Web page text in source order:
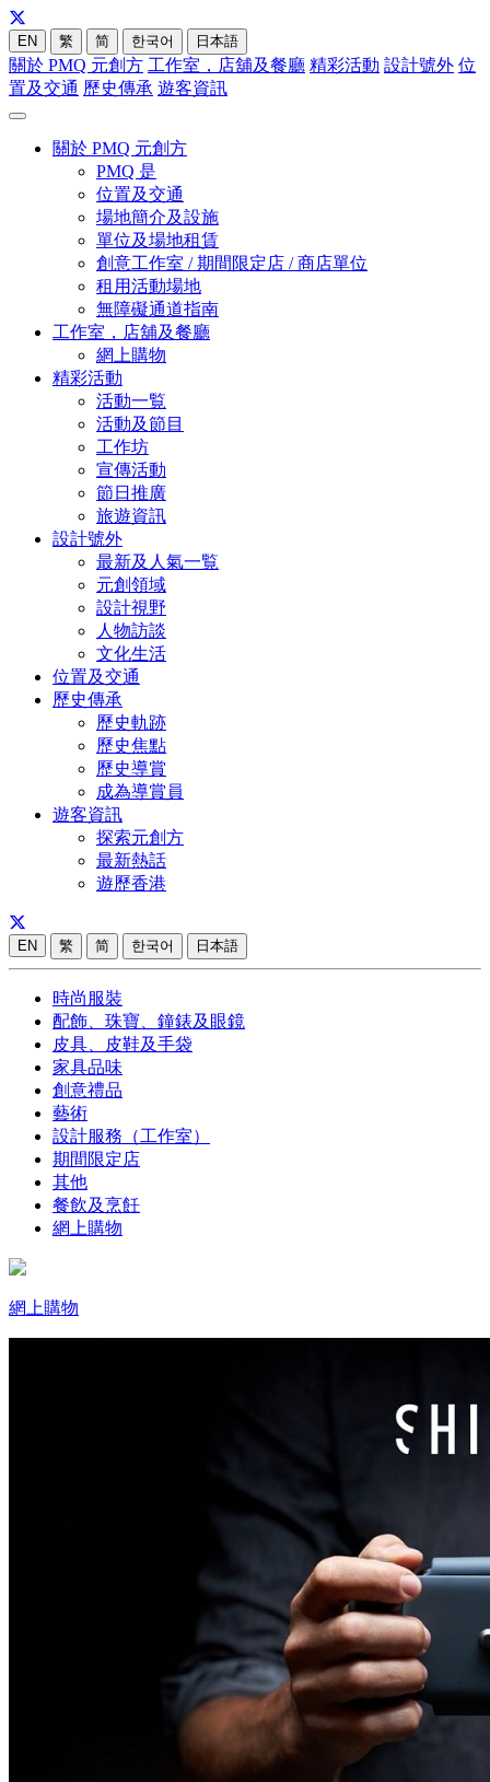
EN 繁 简 한국어 日本語
關於 PMQ 元創方 工作室，店舖及餐廳 精彩活動 設計號外 位
置及交通 歷史傳承 遊客資訊
關於 PMQ 元創方
PMQ 是
位置及交通
場地簡介及設施
單位及場地租賃
創意工作室 / 期間限定店 / 商店單位
租用活動場地
無障礙通道指南
工作室，店舖及餐廳
網上購物
精彩活動
活動一覧
活動及節目
工作坊
宣傳活動
節日推廣
旅遊資訊
設計號外
最新及人氣一覧
元創領域
設計視野
人物訪談
文化生活
位置及交通
歷史傳承
歷史軌跡
歷史焦點
歷史導賞
成為導賞員
遊客資訊
探索元創方
最新熱話
遊歷香港
EN 繁 简 한국어 日本語
時尚服裝
配飾、珠寶、鐘錶及眼鏡
皮具、皮鞋及手袋
家具品味
創意禮品
藝術
設計服務（工作室）
期間限定店
其他
餐飲及烹飪
網上購物
網上購物